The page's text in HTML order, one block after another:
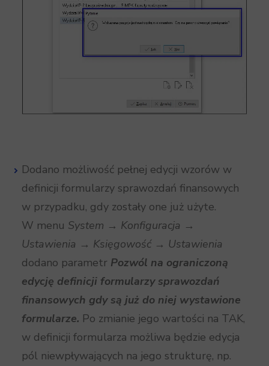
Dodano możliwość pełnej edycji wzorów w
definicji formularzy sprawozdań finansowych
w przypadku, gdy zostały one już użyte.
W menu System → Konfiguracja →
Ustawienia → Księgowość → Ustawienia
dodano parametr Pozwól na ograniczoną
edycję definicji formularzy sprawozdań
finansowych gdy są już do niej wystawione
formularze. Po zmianie jego wartości na TAK,
w definicji formularza możliwa będzie edycja
pól niewpływających na jego strukturę, np.